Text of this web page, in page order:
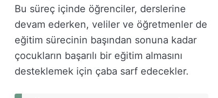
Bu süreç içinde öğrenciler, derslerine
devam ederken, veliler ve öğretmenler de
eğitim sürecinin başından sonuna kadar
çocukların başarılı bir eğitim almasını
desteklemek için çaba sarf edecekler.